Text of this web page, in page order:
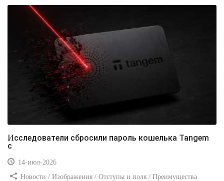
Исследователи сбросили пароль кошелька Tangem
с
14-июл-2026
Новости / Изображения / Отступы и поля / Преимущества